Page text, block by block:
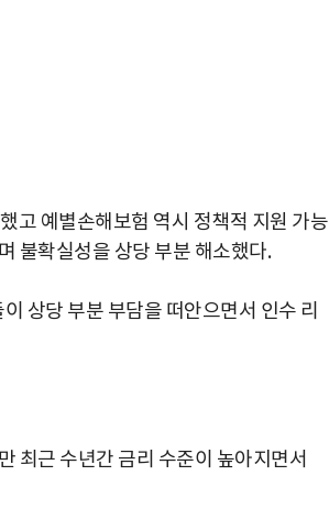
고 예별손해보험 역시 정책적 지원 가능
불확실성을 상당 부분 해소했다.
상당 부분 부담을 떠안으면서 인수 리
최근 수년간 금리 수준이 높아지면서